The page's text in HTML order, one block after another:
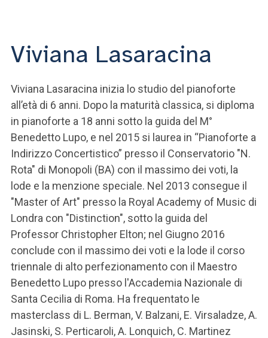
Viviana Lasaracina
Viviana Lasaracina inizia lo studio del pianoforte
all’età di 6 anni. Dopo la maturità classica, si diploma
in pianoforte a 18 anni sotto la guida del M°
Benedetto Lupo, e nel 2015 si laurea in “Pianoforte a
Indirizzo Concertistico” presso il Conservatorio "N.
Rota" di Monopoli (BA) con il massimo dei voti, la
lode e la menzione speciale. Nel 2013 consegue il
"Master of Art" presso la Royal Academy of Music di
Londra con "Distinction", sotto la guida del
Professor Christopher Elton; nel Giugno 2016
conclude con il massimo dei voti e la lode il corso
triennale di alto perfezionamento con il Maestro
Benedetto Lupo presso l'Accademia Nazionale di
Santa Cecilia di Roma. Ha frequentato le
masterclass di L. Berman, V. Balzani, E. Virsaladze, A.
Jasinski, S. Perticaroli, A. Lonquich, C. Martinez